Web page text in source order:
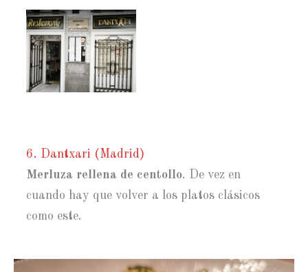
6. Dantxari (Madrid)
Merluza rellena de centollo. De vez en
cuando hay que volver a los platos clásicos
como este.